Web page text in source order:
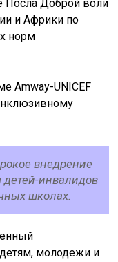
Посла Доброй воли
и Африки по
норм
Amway-UNICEF
внедрение
детей-инвалидов
школах.
молодежи и